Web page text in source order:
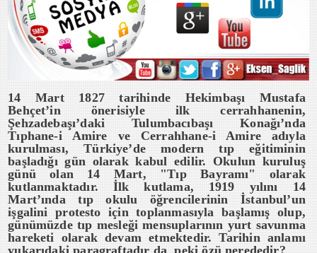
14 Mart 1827 tarihinde Hekimbaşı Mustafa
Behçet’in önerisiyle ilk cerrahhanenin,
Şehzadebaşı’daki Tulumbacıbaşı Konağı’nda
Tıphane-i Amire ve Cerrahhane-i Amire adıyla
kurulması, Türkiye’de modern tıp eğitiminin
başladığı gün olarak kabul edilir. Okulun kuruluş
günü olan 14 Mart, "Tıp Bayramı" olarak
kutlanmaktadır.
İlk kutlama, 1919 yılını 14
Mart’ında tıp okulu öğrencilerinin İstanbul’un
işgalini protesto için toplanmasıyla başlamış olup,
günümüzde tıp mesleği mensuplarının yurt savunma
hareketi olarak devam etmektedir.Tarihin anlamı
yukarıdaki paragraftadır da peki özü nerededir?